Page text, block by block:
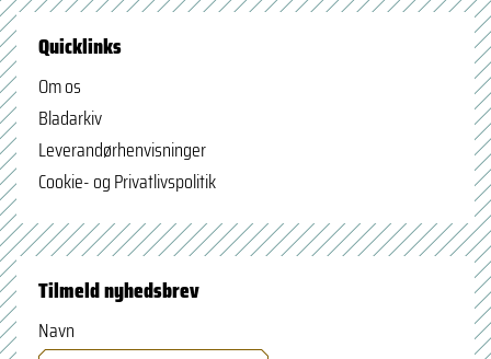
Quicklinks
Om os
Bladarkiv
Leverandørhenvisninger
Cookie- og Privatlivspolitik
Tilmeld nyhedsbrev
Navn